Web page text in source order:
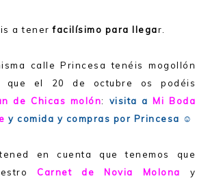
a tener facilísimo para llegar.
calle Princesa tenéis mogollón
que el 20 de octubre os podéis
de Chicas molón: visita a Mi Boda
y comida y compras por Princesa ☺
en cuenta que tenemos que
Carnet de Novia Molona
y